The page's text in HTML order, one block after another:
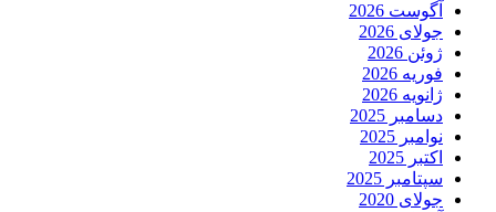
آگوست 2026
جولای 2026
ژوئن 2026
فوریه 2026
ژانویه 2026
دسامبر 2025
نوامبر 2025
اکتبر 2025
سپتامبر 2025
جولای 2020